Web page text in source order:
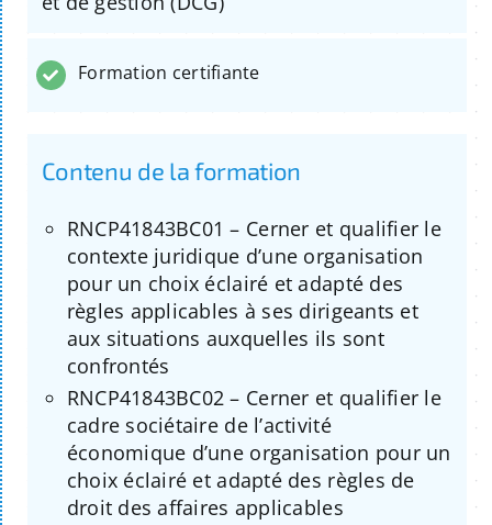
Formation certifiante
Contenu de la formation
RNCP41843BC01 – Cerner et qualifier le
contexte juridique d’une organisation
pour un choix éclairé et adapté des
règles applicables à ses dirigeants et
aux situations auxquelles ils sont
confrontés
RNCP41843BC02 – Cerner et qualifier le
cadre sociétaire de l’activité
économique d’une organisation pour un
choix éclairé et adapté des règles de
droit des affaires applicables